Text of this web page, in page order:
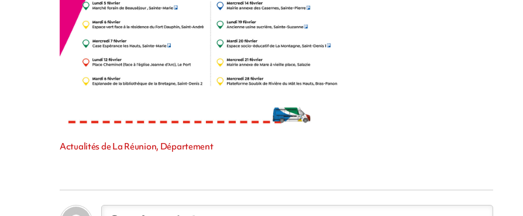
Actualités de La Réunion, Département